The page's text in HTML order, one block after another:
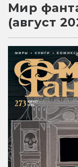
Мир
(август